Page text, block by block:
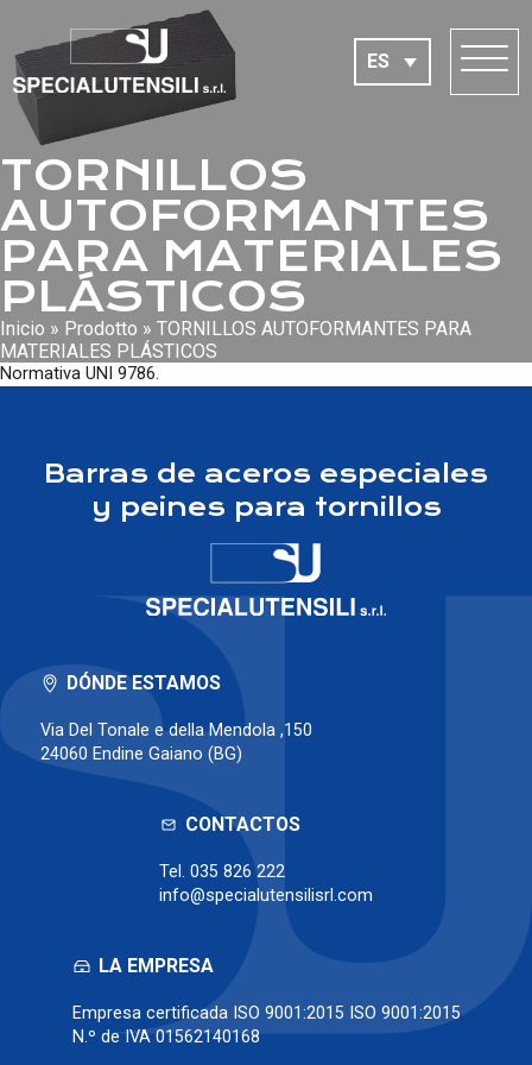
ES
TORNILLOS
AUTOFORMANTES
PARA MATERIALES
PLÁSTICOS
Inicio » Prodotto » TORNILLOS AUTOFORMANTES PARA
MATERIALES PLÁSTICOS
Normativa UNI 9786.
Barras de aceros especiales
y peines para tornillos
DÓNDE ESTAMOS
Via Del Tonale e della Mendola ,150
24060 Endine Gaiano (BG)
CONTACTOS
Tel. 035 826 222
info@specialutensilisrl.com
LA EMPRESA
Empresa certificada ISO 9001:2015 ISO 9001:2015
N.º de IVA 01562140168